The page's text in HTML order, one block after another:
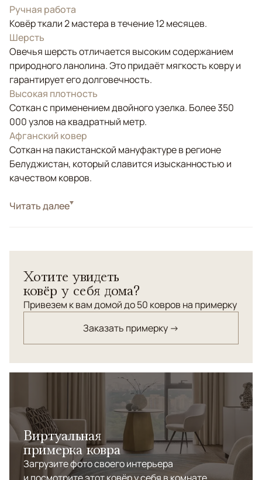
Ручная работа
Ковёр ткали 2 мастера в течение 12 месяцев.
Шерсть
Овечья шерсть отличается высоким содержанием
природного ланолина. Это придаёт мягкость ковру и
гарантирует его долговечность.
Высокая плотность
Соткан с применением двойного узелка. Более 350
000 узлов на квадратный метр.
Афганский ковер
Соткан на пакистанской мануфактуре в регионе
Белуджистан, который славится изысканностью и
качеством ковров.
СтильКлассические
категории. Высочайшая плотность для данного типа
ковров.
Читать далее
Хотите увидеть
ковёр у себя дома?
Привезем к вам домой до 50 ковров на примерку
Заказать примерку →
Виртуальная
примерка ковра
Загрузите фото своего интерьера